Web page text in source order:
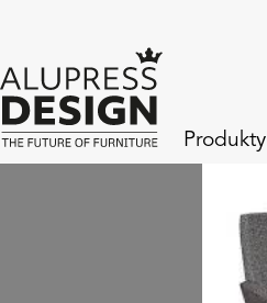
Produkty